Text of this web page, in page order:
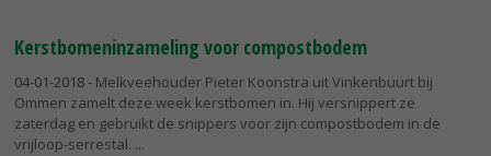
Kerstbomeninzameling voor compostbodem
04-01-2018- Melkveehouder Pieter Koonstra uit Vinkenbuurt bij
Ommen zamelt deze week kerstbomen in. Hij versnippert ze
zaterdag en gebruikt de snippers voor zijn compostbodem in de
vrijloop-serrestal.